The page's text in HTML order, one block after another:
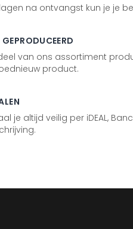
na ontvangst kun je je
van ons assortiment
product.
je altijd veilig per iDEAL,